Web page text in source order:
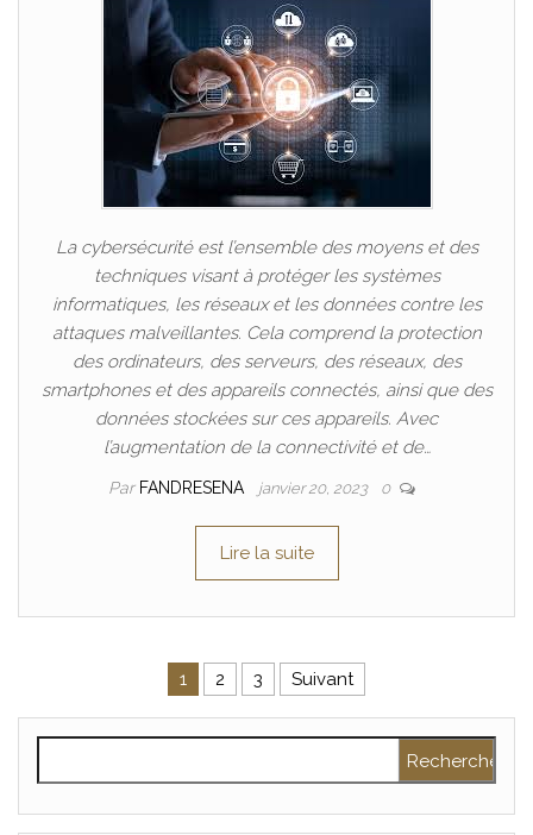
La cybersécurité est l’ensemble des moyens et des
techniques visant à protéger les systèmes
informatiques, les réseaux et les données contre les
attaques malveillantes. Cela comprend la protection
des ordinateurs, des serveurs, des réseaux, des
smartphones et des appareils connectés, ainsi que des
données stockées sur ces appareils. Avec
l’augmentation de la connectivité et de…
Par FANDRESENA janvier 20, 2023 0
Lire la suite
Pagination des publications
1 2 3 Suivant